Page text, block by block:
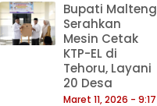
Bupati Malteng
Serahkan
Mesin Cetak
KTP-EL di
Tehoru, Layani
20 Desa
Maret 11, 2026
9:17